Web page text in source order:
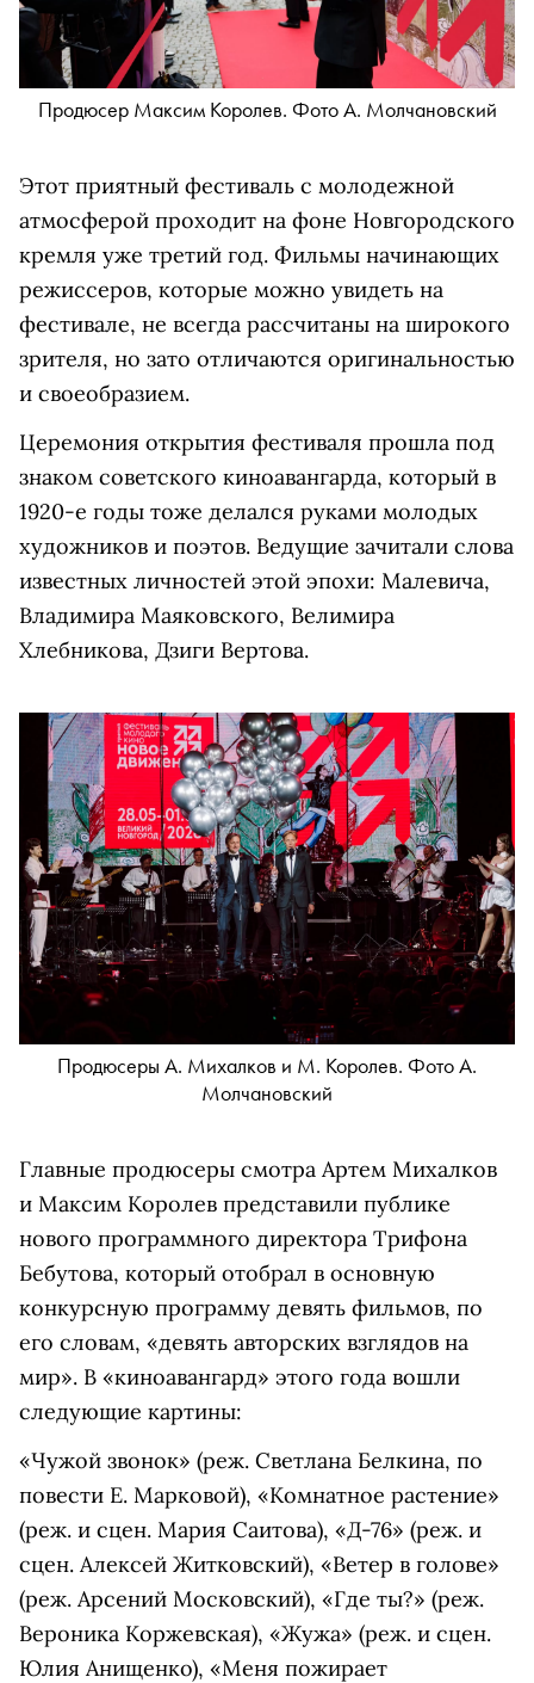
Продюсер Максим Королев. Фото А. Молчановский
Этот приятный фестиваль с молодежной
атмосферой проходит на фоне Новгородского
кремля уже третий год. Фильмы начинающих
режиссеров, которые можно увидеть на
фестивале, не всегда рассчитаны на широкого
зрителя, но зато отличаются оригинальностью
и своеобразием.
Церемония открытия фестиваля прошла под
знаком советского киноавангарда, который в
1920-е годы тоже делался руками молодых
художников и поэтов. Ведущие зачитали слова
известных личностей этой эпохи: Малевича,
Владимира Маяковского, Велимира
Хлебникова, Дзиги Вертова.
Продюсеры А. Михалков и М. Королев. Фото А.
Молчановский
Главные продюсеры смотра Артем Михалков
и Максим Королев представили публике
нового программного директора Трифона
Бебутова, который отобрал в основную
конкурсную программу девять фильмов, по
его словам, «девять авторских взглядов на
мир». В «киноавангард» этого года вошли
следующие картины:
«Чужой звонок» (реж. Светлана Белкина, по
повести Е. Марковой), «Комнатное растение»
(реж. и сцен. Мария Саитова), «Д-76» (реж. и
сцен. Алексей Житковский), «Ветер в голове»
(реж. Арсений Московский), «Где ты?» (реж.
Вероника Коржевская), «Жужа» (реж. и сцен.
Юлия Анищенко), «Меня пожирает